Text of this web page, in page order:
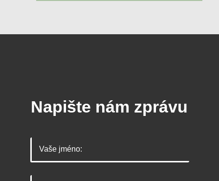
Napište nám zprávu